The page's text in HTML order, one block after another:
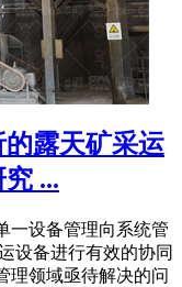
露天矿采运
...
一设备管理向系统管
设备进行有效的协同
理领域亟待解决的问